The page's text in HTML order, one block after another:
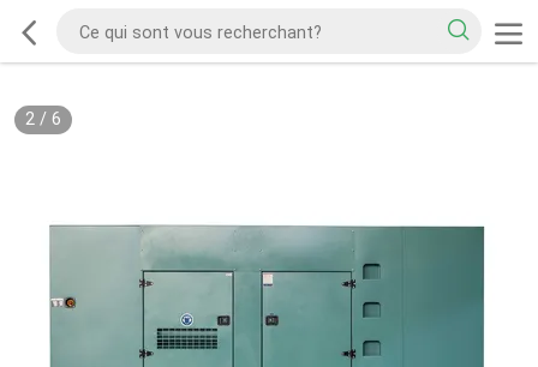
2/ 6